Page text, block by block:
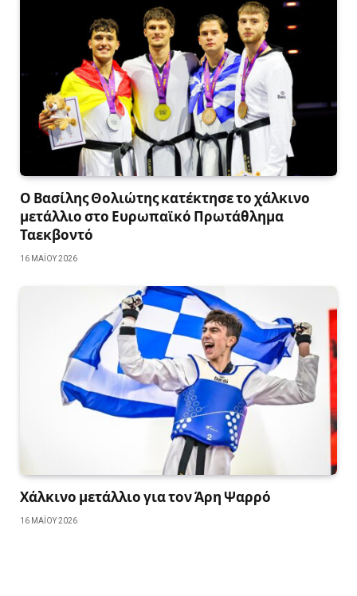
Ο Βασίλης Θολιώτης κατέκτησε το χάλκινο
μετάλλιο στο Ευρωπαϊκό Πρωτάθλημα
Ταεκβοντό
16 ΜΑΪ́ΟΥ 2026
Χάλκινο μετάλλιο για τον Άρη Ψαρρό
16 ΜΑΪ́ΟΥ 2026